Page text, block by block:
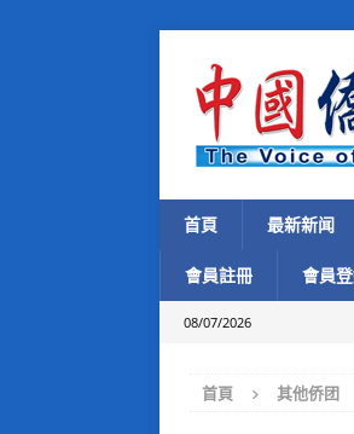
首頁 最新新闻
會員註冊 會員
08/07/2026
首頁 其他侨团